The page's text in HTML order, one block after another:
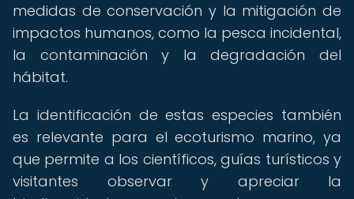
medidas de conservación y la mitigación de
impactos humanos, como la pesca incidental,
la contaminación y la degradación del
hábitat.
La identificación de estas especies también
es relevante para el ecoturismo marino, ya
que permite a los científicos, guías turísticos y
visitantes observar y apreciar la